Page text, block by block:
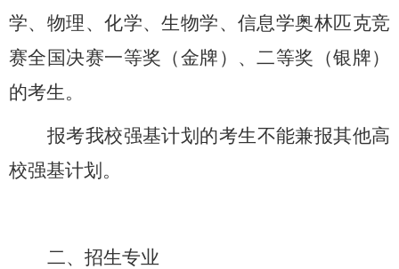
学、物理、化学、生物学、信息学奥林匹克竞
赛全国决赛一等奖（金牌）、二等奖（银牌）
的考生。
报考我校强基计划的考生不能兼报其他高
校强基计划。
二、招生专业